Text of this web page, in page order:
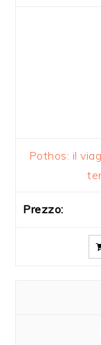
Pothos: il